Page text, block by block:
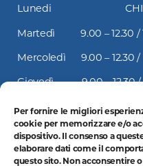
Per fornire le migliori
cookie per memorizzare e/o
dispositivo. Il consenso a
elaborare dati come il
questo sito. Non acconsentire
Lunedi
Martedì 9.00 – 12.30 /
Mercoledì 9.00 – 12.30 /
Giovedì 9.00 – 12.30 /
Venerdì 9.00 – 12.30 /
Sabato 9.00 – 12.30 /
Domenica